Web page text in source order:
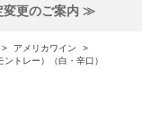
変更のご案内 ≫
> アメリカワイン
>
トレー）（白・辛口）